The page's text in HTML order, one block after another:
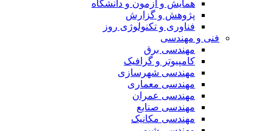
همایش و آزمون و دانشگاه
پژوهش و گزارش
فناوری و تکنولوژی روز
فنی و مهندسی
مهندسی برق
کامپیوتر و گرافیک
مهندسی شهرسازی
مهندسی معماری
مهندسی عمران
مهندسی صنایع
مهندسی مکانیک